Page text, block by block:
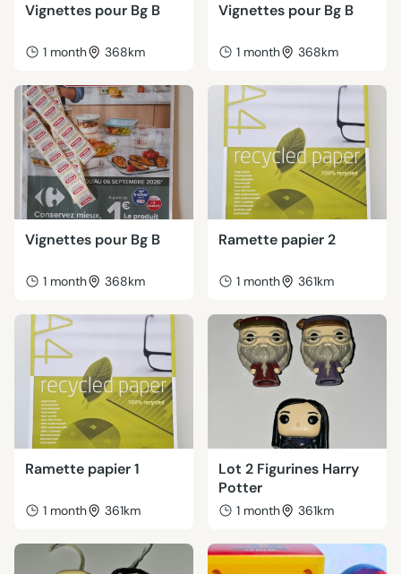
Vignettes pour Bg B
1 month 368km
Vignettes pour Bg B
1 month 368km
Vignettes pour Bg B
1 month 368km
Ramette papier 2
1 month 361km
Ramette papier 1
1 month 361km
Lot 2 Figurines Harry
Potter
1 month 361km